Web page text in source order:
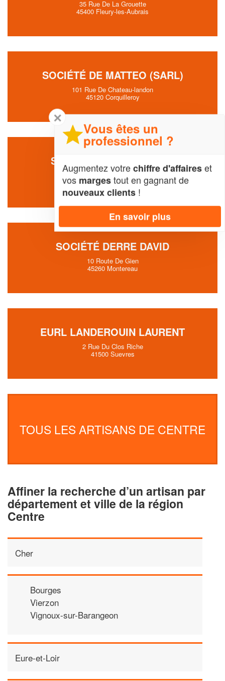
35 Rue De La Grouette
45400 Fleury-les-Aubrais
SOCIÉTÉ DE MATTEO (SARL)
101 Rue De Chateau-landon
45120 Corquilleroy
SOCIÉTÉ MAOLE MICHEL
34 Rue Bertillon
45680 Dordives
SOCIÉTÉ DERRE DAVID
10 Route De Gien
45260 Montereau
EURL LANDEROUIN LAURENT
2 Rue Du Clos Riche
41500 Suevres
TOUS LES ARTISANS DE CENTRE
Affiner la recherche d’un artisan par
département et ville de la région
Centre
Cher
Bourges
Vierzon
Vignoux-sur-Barangeon
Eure-et-Loir
✕
Vous êtes un
professionnel ?
Augmentez votrechiffre d'affaireset
vos margestout en gagnant de
nouveaux clients !
En savoir plus